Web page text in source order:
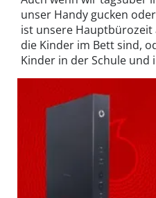
unser Handy gucken
ist unsere Hauptbürozeit
die Kinder im Bett sind,
Kinder in der Schule und